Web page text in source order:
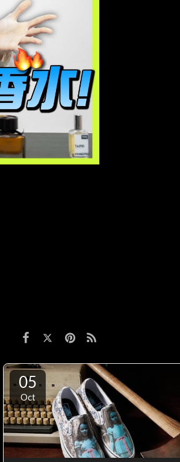
05
Oct